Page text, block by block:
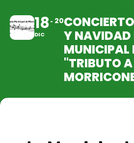
18
DIC
20
Y NAVIDAD
MUNICIPAL
"TRIBUTO